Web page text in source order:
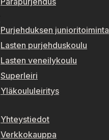
Purjehduksen junioritoiminta
Lasten purjehduskoulu
Lasten veneilykoulu
Superleiri
Yläkoululeiritys
Yhteystiedot
Verkkokauppa